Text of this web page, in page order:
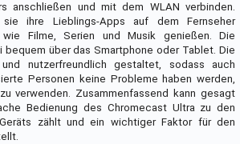
anschließen und mit dem WLAN verbinden.
sie ihre Lieblings-Apps auf dem Fernseher
Filme, Serien und Musik genießen. Die
über das Smartphone oder Tablet. Die
nutzerfreundlich gestaltet, sodass auch
Personen keine Probleme haben werden,
verwenden. Zusammenfassend kann gesagt
Bedienung des Chromecast Ultra zu den
zählt und ein wichtiger Faktor für den